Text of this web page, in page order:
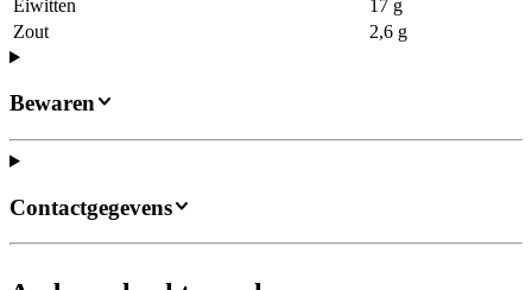
Eiwitten
17 g
Zout
2,6 g
Bewaren
Contactgegevens